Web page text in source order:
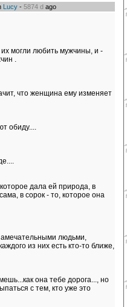
Lucy - 5874 d ago
могли любить мужчины, и -
.
что женщина ему изменяет
обиду....
дала ей природа, в
в сорок - то, которое она
людьми,
из них есть кто-то ближе,
она тебе дорога..., но
с тем, кто уже это